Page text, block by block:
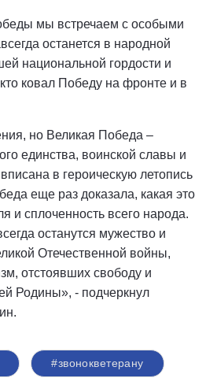
мы встречаем с особыми
останется в народной
национальной гордости и
ковал Победу на фронте и в
но Великая Победа –
единства, воинской славы и
в героическую летопись
еще раз доказала, какая это
и сплоченность всего народа.
останутся мужество и
Отечественной войны,
отстоявших свободу и
Родины», - подчеркнул
#звонокветерану